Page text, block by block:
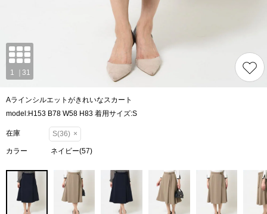
Aラインシルエットがきれいなスカート
model:H153 B78 W58 H83 着用サイズ:S
在庫 S(36) ×
カラー ネイビー(57)